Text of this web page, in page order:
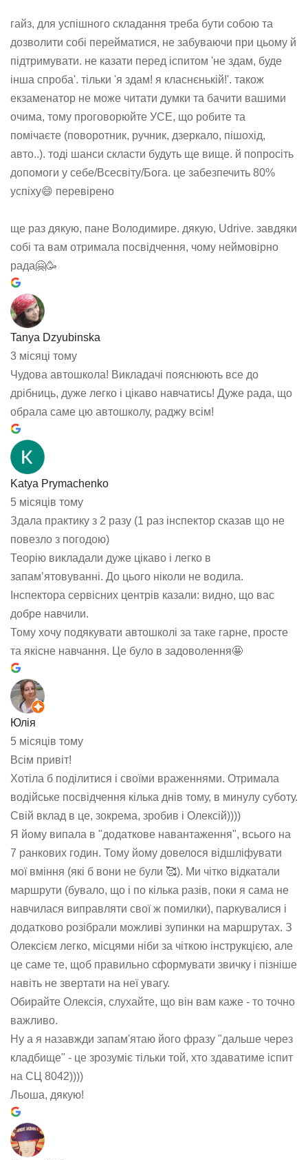
гайз, для успішного складання треба бути собою та
дозволити собі перейматися, не забуваючи при цьому й
підтримувати. не казати перед іспитом 'не здам, буде
інша спроба'. тільки 'я здам! я класнєнькій!'. також
екзаменатор не може читати думки та бачити вашими
очима, тому проговорюйте УСЕ, що робите та
помічаєте (поворотник, ручник, дзеркало, пішохід,
авто..). тоді шанси скласти будуть ще вище. й попросіть
допомоги у себе/Всесвіту/Бога. це забезпечить 80%
успіху😄 перевірено
ще раз дякую, пане Володимире. дякую, Udrive. завдяки
собі та вам отримала посвідчення, чому неймовірно
рада🤗🥳
Tanya Dzyubinska
3 місяці тому
Чудова автошкола! Викладачі пояснюють все до
дрібниць, дуже легко і цікаво навчатись! Дуже рада, що
обрала саме цю автошколу, раджу всім!
Katya Prymachenko
5 місяців тому
Здала практику з 2 разу (1 раз інспектор сказав що не
повезло з погодою)
Теорію викладали дуже цікаво і легко в
запамʼятовуванні. До цього ніколи не водила.
Інспектора сервісних центрів казали: видно, що вас
добре навчили.
Тому хочу подякувати автошколі за таке гарне, просте
та якісне навчання. Це було в задоволення🤩
Юлія
5 місяців тому
Всім привіт!
Хотіла б поділитися і своїми враженнями. Отримала
водійське посвідчення кілька днів тому, в минулу суботу.
Свій вклад в це, зокрема, зробив і Олексій))))
Я йому випала в "додаткове навантаження", всього на
7 ранкових годин. Тому йому довелося відшліфувати
мої вміння (які б вони не були 🥰). Ми чітко відкатали
маршрути (бувало, що і по кілька разів, поки я сама не
навчилася виправляти свої ж помилки), паркувалися і
додатково розібрали можливі зупинки на маршрутах. З
Олексієм легко, місцями ніби за чіткою інструкцією, але
це саме те, щоб правильно сформувати звичку і пізніше
навіть не звертати на неї увагу.
Обирайте Олексія, слухайте, що він вам каже - то точно
важливо.
Ну а я назавжди запам'ятаю його фразу "дальше через
кладбище" - це зрозуміє тільки той, хто здаватиме іспит
на СЦ 8042))))
Льоша, дякую!